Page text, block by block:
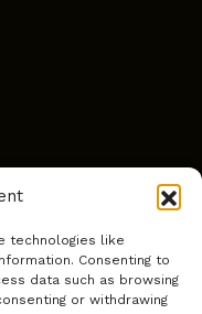
technologies like
Consenting to
data such as browsing
or withdrawing